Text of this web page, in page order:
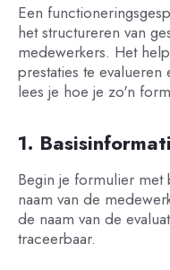
Een
het structureren van
medewerkers. Het
prestaties te
lees je hoe je zo'n
1.
Begin je formulier met
naam van de
de naam van de
traceerbaar.